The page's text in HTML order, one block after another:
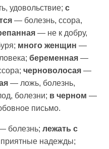
удовольствие;с
— болезнь, ссора,
— не к добру,
много женщин —
беременная —
черноволосая —
— ложь, болезнь,
болезни; в черном —
письмо.
болезнь;лежать с
надежды;